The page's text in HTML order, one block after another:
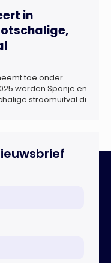
in
toe onder
werden Spanje en
stroomuitval die
[…]